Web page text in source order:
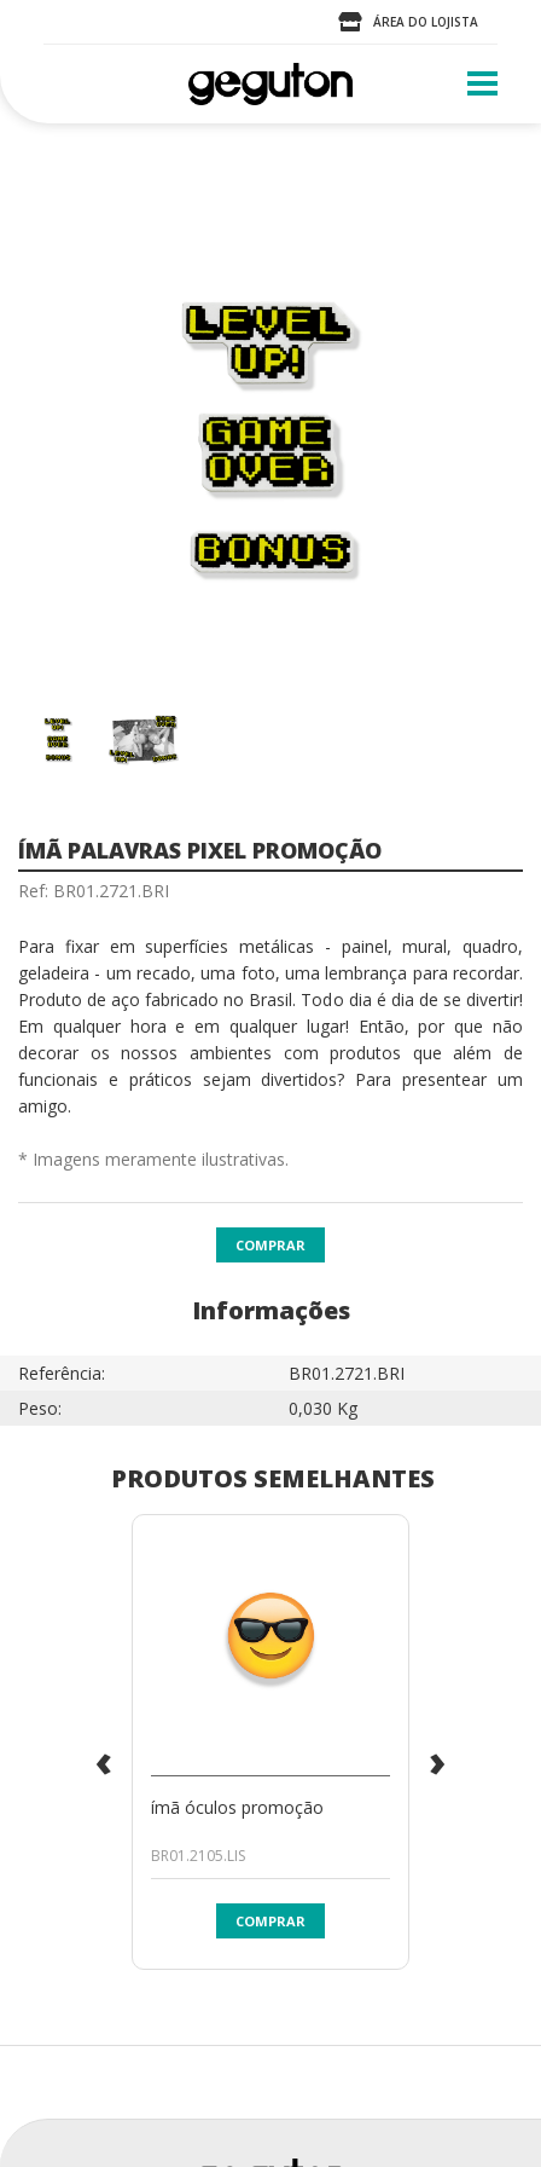
ÁREA DO LOJISTA
ÍMÃ PALAVRAS PIXEL PROMOÇÃO
Ref: BR01.2721.BRI
Para fixar em superfícies metálicas - painel, mural, quadro,
geladeira - um recado, uma foto, uma lembrança para recordar.
Produto de aço fabricado no Brasil. Todo dia é dia de se divertir!
Em qualquer hora e em qualquer lugar! Então, por que não
decorar os nossos ambientes com produtos que além de
funcionais e práticos sejam divertidos? Para presentear um
amigo.
* Imagens meramente ilustrativas.
COMPRAR
Informações
Referência:
BR01.2721.BRI
Peso:
0,030 Kg
PRODUTOS SEMELHANTES
ímã óculos promoção
BR01.2105.LIS
COMPRAR
‹ ›